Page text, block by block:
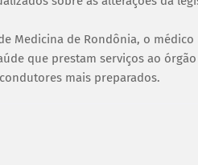
Medicina de Rondônia, o
que prestam serviços ao
mais preparados.